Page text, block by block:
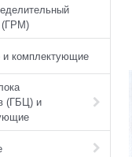
(ГРМ)
и комплектующие
(ГБЦ) и